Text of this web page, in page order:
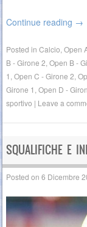
Continue reading →
Posted inCalcio ,Open
B - Girone 2 ,Open B -
1 ,Open C - Girone 2 ,
Girone 1 ,Open D -
sportivo | Leave a
SQUALIFICHE E
Posted on6 Dicembre